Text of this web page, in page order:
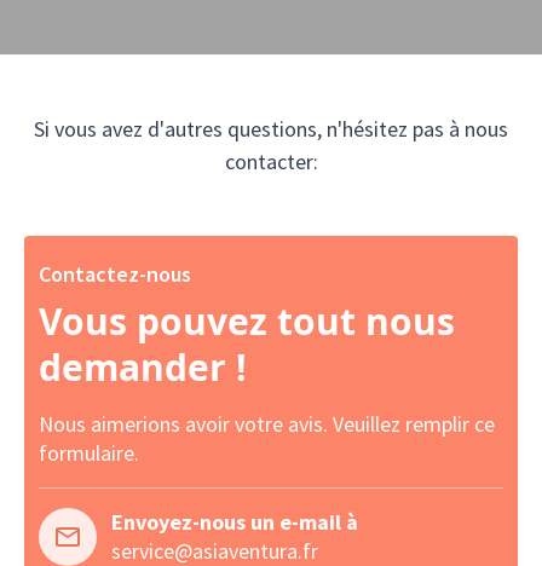
Si vous avez d'autres questions, n'hésitez pas à nous
contacter:
Contactez-nous
Vous pouvez tout nous
demander !
Nous aimerions avoir votre avis. Veuillez remplir ce
formulaire.
Envoyez-nous un e-mail à
service@asiaventura.fr